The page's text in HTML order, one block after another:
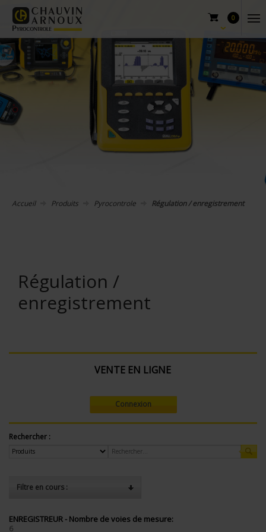
0
Accueil Produits Pyrocontrole Régulation / enregistrement
Régulation /
enregistrement
VENTE EN LIGNE
Connexion
Rechercher :
Filtre en cours :
ENREGISTREUR - Nombre de voies de mesure:
6